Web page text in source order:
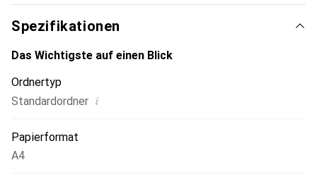
zur Verstärkung und für eine höhere Lebensdauer. Die
Prem' Touch Mechanik ist sehr robust und dank des
Druckknopfes einfach zu handhaben. Format A4 Maxi,
Dokumente DIN A4 und DIN A4 Maxi, auch verwendbar für
Dokumentenhüllen und Register im Format DIN A4 Maxi.
Spezifikationen
Das Wichtigste auf einen Blick
Ordnertyp
Standardordner i
Papierformat
A4